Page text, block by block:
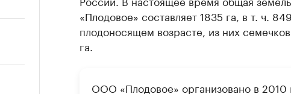
«Плодовое» составляет 1835 га, в т. ч.
плодоносящем возрасте, из них
га.
ООО «Плодовое» организовано в 2010